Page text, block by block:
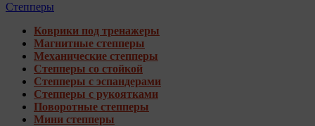
Степперы
Коврики под тренажеры
Магнитные степперы
Механические степперы
Степперы со стойкой
Степперы с эспандерами
Степперы с рукоятками
Поворотные степперы
Мини степперы